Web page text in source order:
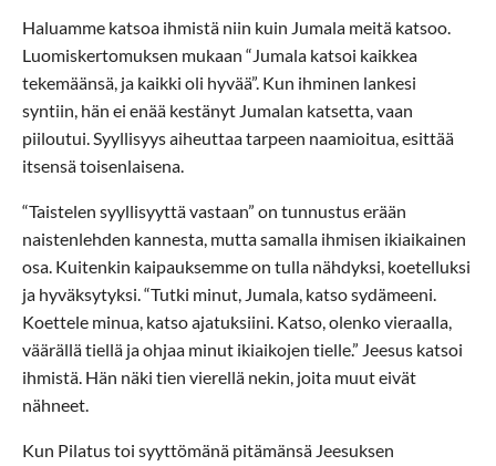
Haluamme katsoa ihmistä niin kuin Jumala meitä katsoo.
Luomiskertomuksen mukaan “Jumala katsoi kaikkea
tekemäänsä, ja kaikki oli hyvää”. Kun ihminen lankesi
syntiin, hän ei enää kestänyt Jumalan katsetta, vaan
piiloutui. Syyllisyys aiheuttaa tarpeen naamioitua, esittää
itsensä toisenlaisena.
“Taistelen syyllisyyttä vastaan” on tunnustus erään
naistenlehden kannesta, mutta samalla ihmisen ikiaikainen
osa. Kuitenkin kaipauksemme on tulla nähdyksi, koetelluksi
ja hyväksytyksi. “Tutki minut, Jumala, katso sydämeeni.
Koettele minua, katso ajatuksiini. Katso, olenko vieraalla,
väärällä tiellä ja ohjaa minut ikiaikojen tielle.” Jeesus katsoi
ihmistä. Hän näki tien vierellä nekin, joita muut eivät
nähneet.
Kun Pilatus toi syyttömänä pitämänsä Jeesuksen